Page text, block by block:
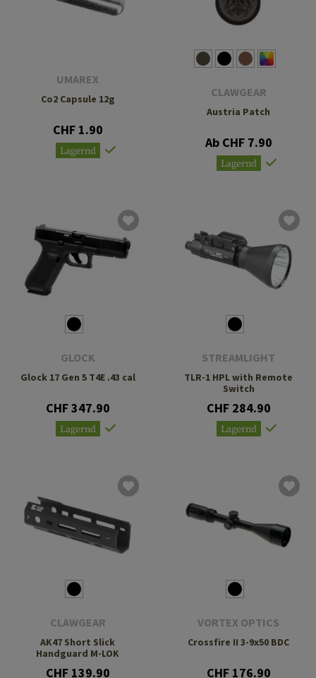
UMAREX
Co2 Capsule 12g
CHF 1.90
Lagernd
CLAWGEAR
Austria Patch
Ab CHF 7.90
Lagernd
GLOCK
Glock 17 Gen 5 T4E .43 cal
CHF 347.90
Lagernd
STREAMLIGHT
TLR-1 HPL with Remote
Switch
CHF 284.90
Lagernd
CLAWGEAR
AK47 Short Slick
Handguard M-LOK
CHF 139.90
VORTEX OPTICS
Crossfire II 3-9x50 BDC
CHF 176.90